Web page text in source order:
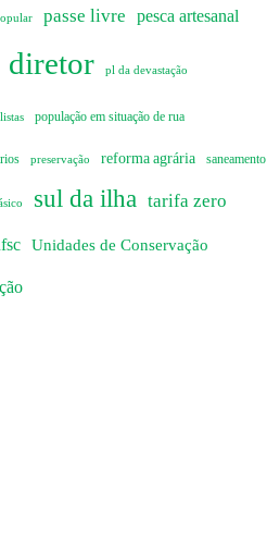
passe livre pesca artesanal
diretor pl da devastação
população em situação de rua
preservação reforma agrária saneamento
sul da ilha tarifa zero
Unidades de Conservação